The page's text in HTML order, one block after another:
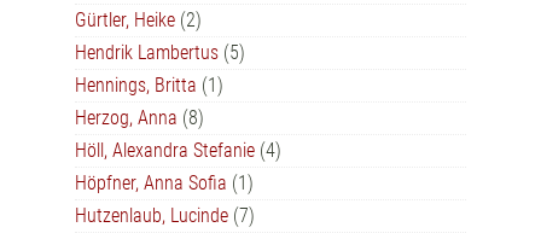
Gürtler, Heike (2)
Hendrik Lambertus (5)
Hennings, Britta (1)
Herzog, Anna (8)
Höll, Alexandra Stefanie (4)
Höpfner, Anna Sofia (1)
Hutzenlaub, Lucinde (7)